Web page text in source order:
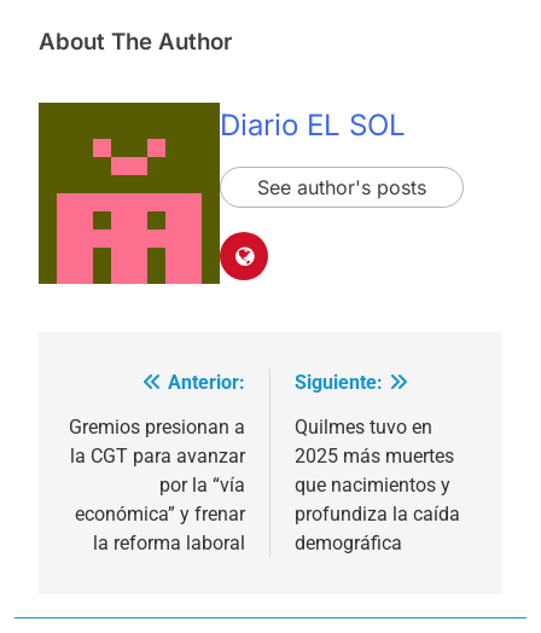
About The Author
Diario EL SOL
See author's posts
Navegación
de
entradas
Anterior:
Gremios presionan a
la CGT para avanzar
por la “vía
económica” y frenar
la reforma laboral
Siguiente:
Quilmes tuvo en
2025 más muertes
que nacimientos y
profundiza la caída
demográfica